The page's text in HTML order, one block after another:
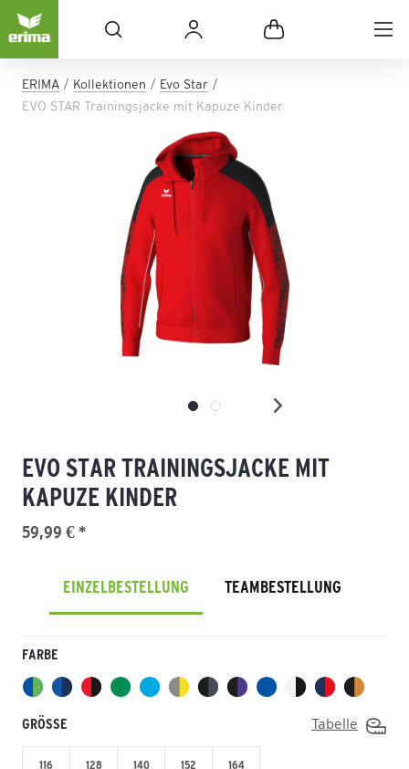
ERIMA Kollektionen
Evo Star
EVO STAR Trainingsjacke mit Kapuze Kinder
EVO STAR TRAININGSJACKE MIT
KAPUZE KINDER
59,99 € *
EINZELBESTELLUNG TEAMBESTELLUNG
FARBE
GRÖSSE Tabelle
116 128 140 152 164